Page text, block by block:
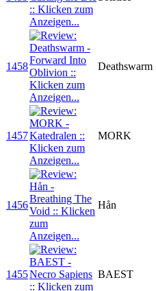
1458 Deathswarm
1457 MORK
1456 Hån
1455 BAEST